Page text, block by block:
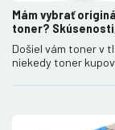
Mám vybrať
toner?
Došiel vám toner v
niekedy toner